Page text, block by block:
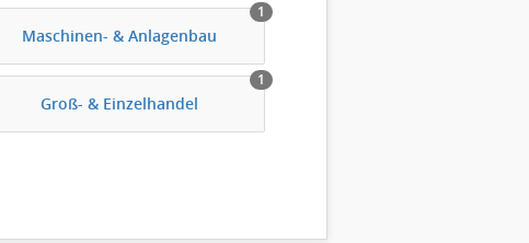
Maschinen- & Anlagenbau
1
Groß- & Einzelhandel
1